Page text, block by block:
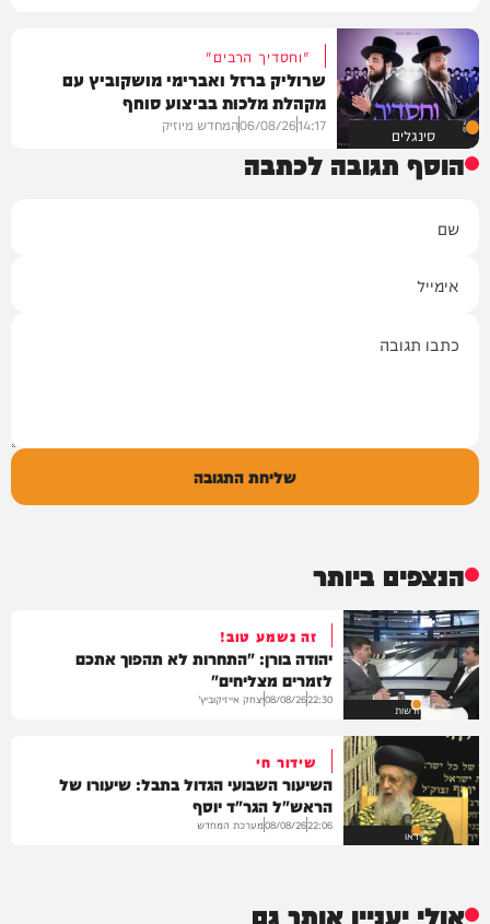
סינגלים
"וחסדיך הרבים"
שרוליק ברזל ואברימי מושקוביץ עם
מקהלת מלכות בביצוע סוחף
14:17
06/08/26המחדש מיוזיק
הוסף תגובה לכתבה
שליחת התגובה
הנצפים ביותר
חדשות
זה נשמע טוב!
יהודה בורן: "התחרות לא תהפוך אתכם
לזמרים מצליחים"
22:30
08/08/26יצחק אייזיקוביץ'
וידאו
שידור חי
השיעור השבועי הגדול בתבל: שיעורו של
הראש"ל הגר"ד יוסף
22:06
08/08/26מערכת המחדש
אולי יעניין אותך גם